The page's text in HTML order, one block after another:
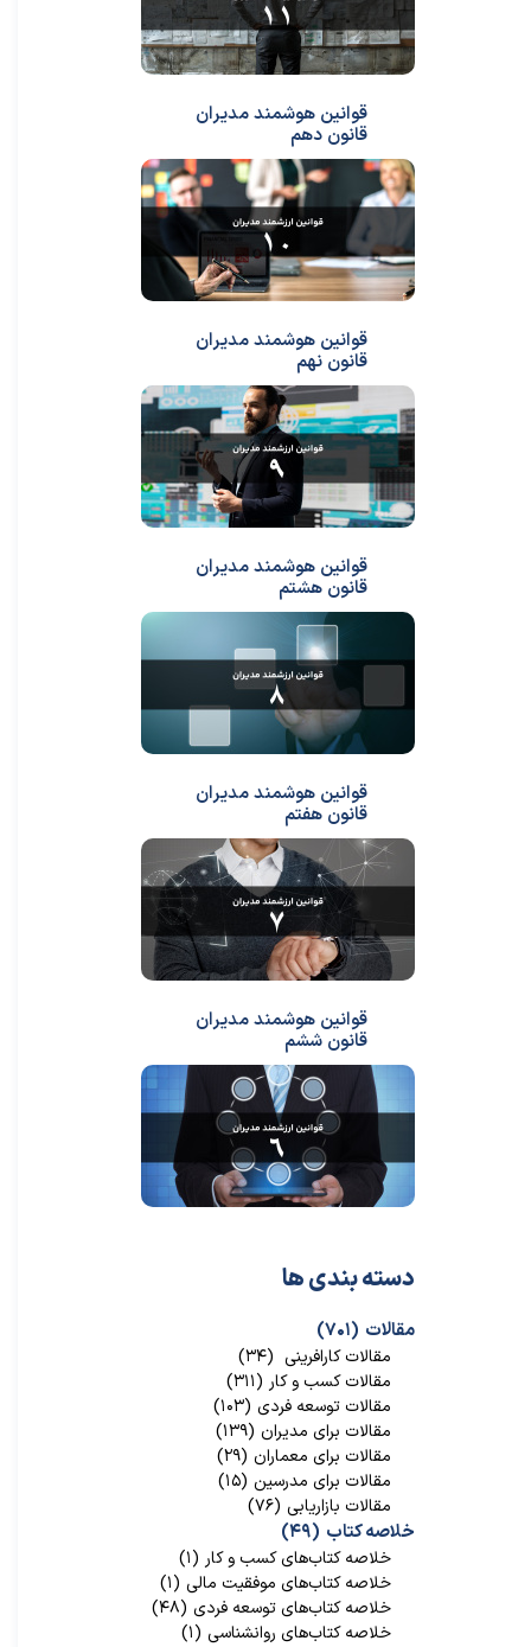
مقالات (۷۰۱)
مقالات کارافرینی (۳۴)
مقالات کسب و کار (۳۱۱)
مقالات توسعه فردی (۱۰۳)
مقالات برای مدیران (۱۳۹)
مقالات برای معماران (۲۹)
مقالات برای مدرسین (۱۵)
مقالات بازاریابی (۷۶)
خلاصه کتاب (۴۹)
خلاصه کتاب‌‌های کسب و کار (۱)
خلاصه کتاب‌‌های موفقیت مالی (۱)
خلاصه کتاب‌های توسعه فردی (۴۸)
خلاصه کتاب‌های روانشناسی (۱)
دسته بندی ها
قوانین هوشمند مدیران
قانون دهم
قوانین هوشمند مدیران
قانون نهم
قوانین هوشمند مدیران
قانون هشتم
قوانین هوشمند مدیران
قانون هفتم
قوانین هوشمند مدیران
قانون ششم